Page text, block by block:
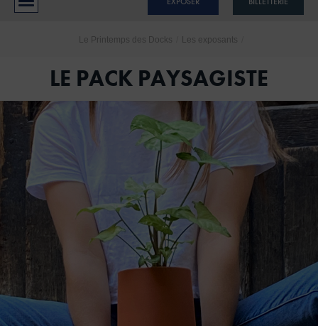
RÉSERVER MON STAND
ESPACE PRESSE
Le Printemps des Docks Les exposants
LE PACK PAYSAGISTE